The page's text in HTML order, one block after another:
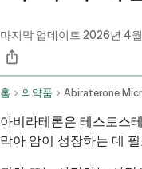
마지막 업데이트 2026년 4
홈 의약품 Abiraterone
아비라테론은 테스토스
막아 암이 성장하는 데